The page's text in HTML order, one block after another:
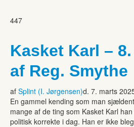
447
Kasket Karl –
af Reg. Smythe
af Splint (I. Jørgensen)d. 7. marts
En gammel kending som man
mange af de ting som Kasket Karl
politisk korrekte i dag. Han er ikke